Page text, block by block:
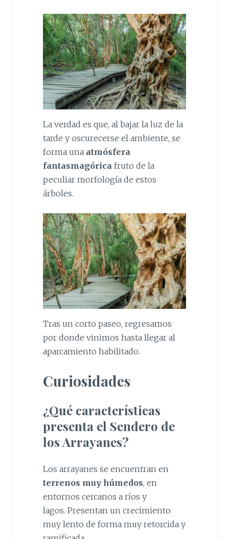
La verdad es que, al bajar la luz de la
tarde y oscurecerse el ambiente, se
forma una atmósfera
fantasmagórica fruto de la
peculiar morfología de estos
árboles.
Tras un corto paseo, regresamos
por donde vinimos hasta llegar al
aparcamiento habilitado.
Curiosidades
¿Qué características
presenta el Sendero de
los Arrayanes?
Los arrayanes se encuentran en
terrenos muy húmedos, en
entornos cercanos a ríos y
lagos. Presentan un crecimiento
muy lento de forma muy retorcida y